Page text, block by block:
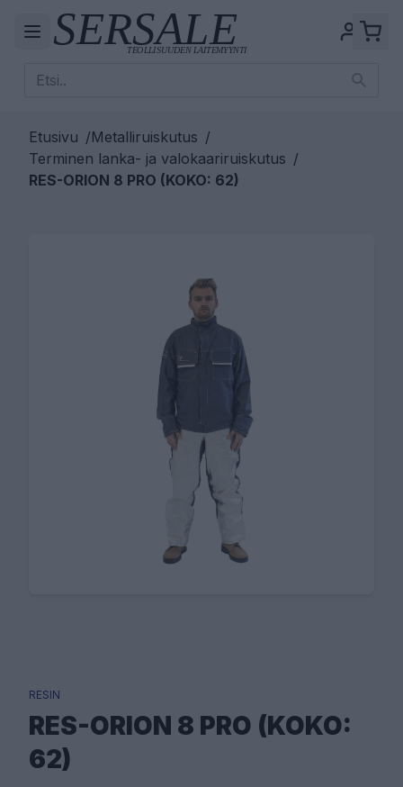
Etusivu /Metalliruiskutus /
Terminen lanka- ja valokaariruiskutus /
RES-ORION 8 PRO (KOKO: 62)
RESIN
RES-ORION 8 PRO (KOKO:
62)